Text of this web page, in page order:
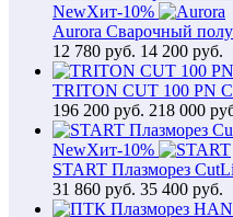
NewХит-10%
Aurora Сварочный
12 780 руб. 14 200 руб.
TRITON CUT 100 PN
196 200 руб. 218 000
NewХит-10%
START Плазморез
31 860 руб. 35 400 руб.